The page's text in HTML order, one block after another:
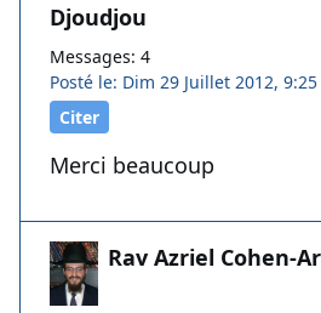
Djoudjou
Messages: 4
Posté le: Dim 29 Juillet 2012, 9:25
Citer
Merci beaucoup
Rav Azriel Cohen-